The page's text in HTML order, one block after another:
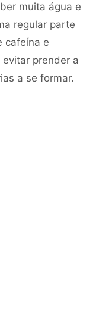
muita água e
regular parte
cafeína e
prender a
a se formar.